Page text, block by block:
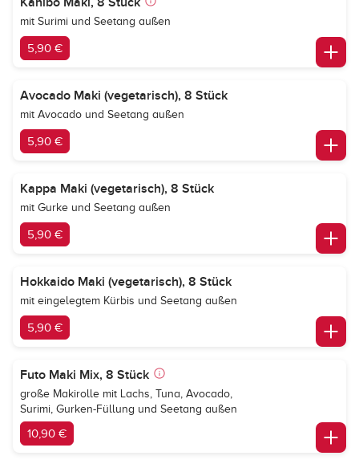
mit Surimi und Seetang außen
5,90 €
Avocado Maki (vegetarisch), 8 Stück
mit Avocado und Seetang außen
5,90 €
Kappa Maki (vegetarisch), 8 Stück
mit Gurke und Seetang außen
5,90 €
Hokkaido Maki (vegetarisch), 8 Stück
mit eingelegtem Kürbis und Seetang außen
5,90 €
Futo Maki Mix, 8 Stück
große Makirolle mit Lachs, Tuna, Avocado,
Surimi, Gurken-Füllung und Seetang außen
10,90 €